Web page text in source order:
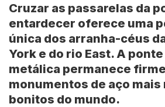
Cruzar as passarelas da
entardecer oferece uma
única dos arranha-céus
York e do rio East. A
metálica permanece
monumentos de aço
bonitos do mundo.